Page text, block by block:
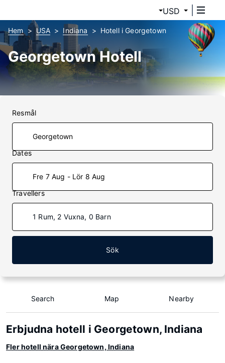
USD
Hem USA Indiana Hotell i Georgetown
Georgetown Hotell
Resmål
Dates
Fre 7 Aug - Lör 8 Aug
Travellers
1 Rum, 2 Vuxna, 0 Barn
Sök
Search Map Nearby
Erbjudna hotell i Georgetown, Indiana
Fler hotell nära Georgetown, Indiana